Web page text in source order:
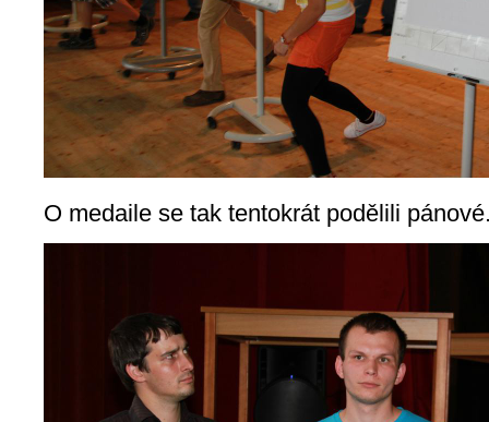
O medaile se tak tentokrát podělili